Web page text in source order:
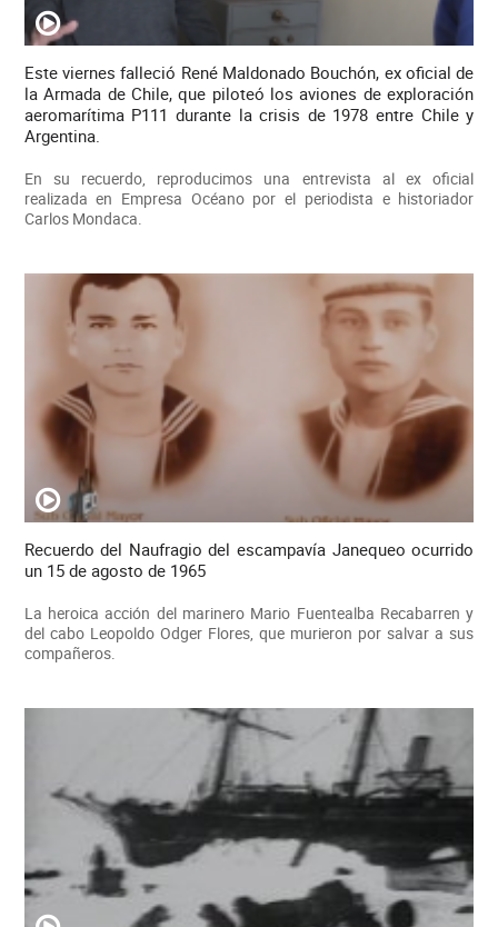
Este viernes falleció René Maldonado Bouchón, ex oficial de
la Armada de Chile, que piloteó los aviones de exploración
aeromarítima P111 durante la crisis de 1978 entre Chile y
Argentina.
En su recuerdo, reproducimos una entrevista al ex oficial
realizada en Empresa Océano por el periodista e historiador
Carlos Mondaca.
Recuerdo del Naufragio del escampavía Janequeo ocurrido
un 15 de agosto de 1965
La heroica acción del marinero Mario Fuentealba Recabarren y
del cabo Leopoldo Odger Flores, que murieron por salvar a sus
compañeros.